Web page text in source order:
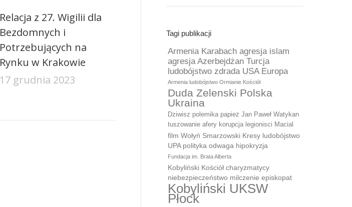
Relacja z 27. Wigilii dla
Bezdomnych i
Potrzebujących na
Rynku w Krakowie
17 grudnia 2023
Tagi publikacji
Armenia Karabach agresja islam
agresja Azerbejdżan Turcja
ludobójstwo zdrada USA Europa
Armenia ludobójstwo Ormianie Kościół
Duda Zelenski Polska
Ukraina
Dziwisz polemika papież Jan Paweł Watykan
tuszowanie afery korupcja legionisci Macial
film Wołyń Smarzowski Kresy ludobójstwo
UPA polityka odwaga hipokryzja
Fundacja im. Brata Alberta
Kobyliński Kościół charyzmatycy
niebezpieczeństwo milczenie episkopat
Kobyliński UKSW
Płock